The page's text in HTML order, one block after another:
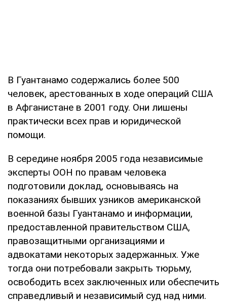
В Гуантанамо содержались более 500
человек, арестованных в ходе операций США
в Афганистане в 2001 году. Они лишены
практически всех прав и юридической
помощи.
В середине ноября 2005 года независимые
эксперты ООН по правам человека
подготовили доклад, основываясь на
показаниях бывших узников американской
военной базы Гуантанамо и информации,
предоставленной правительством США,
правозащитными организациями и
адвокатами некоторых задержанных. Уже
тогда они потребовали закрыть тюрьму,
освободить всех заключенных или обеспечить
справедливый и независимый суд над ними.